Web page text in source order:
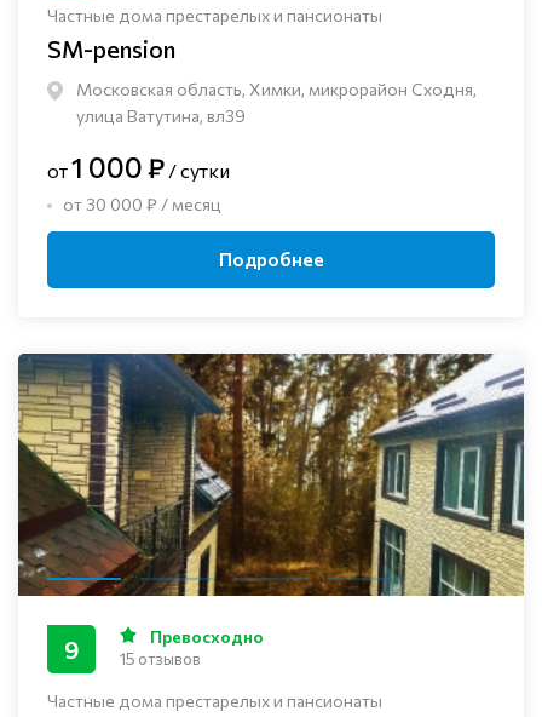
Частные дома престарелых и пансионаты
SM-pension
Московская область, Химки, микрорайон Сходня,
улица Ватутина, вл39
от1 000 ₽ / сутки
от 30 000 ₽ / месяц
Подробнее
Частные дома престарелых и пансионаты
9 Превосходно
15 отзывов